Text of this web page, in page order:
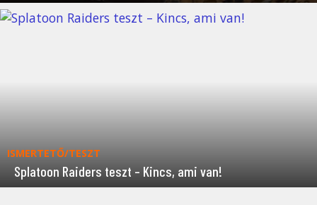
ISMERTETŐ/TESZT
Splatoon Raiders teszt – Kincs, ami van!